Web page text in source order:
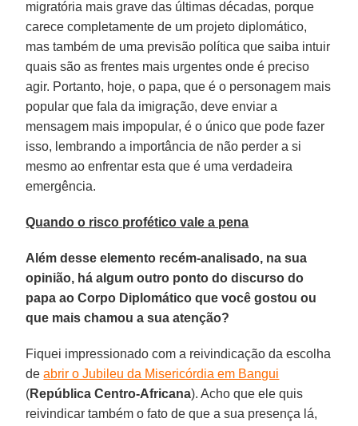
migratória mais grave das últimas décadas, porque
carece completamente de um projeto diplomático,
mas também de uma previsão política que saiba intuir
quais são as frentes mais urgentes onde é preciso
agir. Portanto, hoje, o papa, que é o personagem mais
popular que fala da imigração, deve enviar a
mensagem mais impopular, é o único que pode fazer
isso, lembrando a importância de não perder a si
mesmo ao enfrentar esta que é uma verdadeira
emergência.
Quando o risco profético vale a pena
Além desse elemento recém-analisado, na sua
opinião, há algum outro ponto do discurso do
papa ao Corpo Diplomático que você gostou ou
que mais chamou a sua atenção?
Fiquei impressionado com a reivindicação da escolha
deabrir o Jubileu da Misericórdia em Bangui
(República Centro-Africana). Acho que ele quis
reivindicar também o fato de que a sua presença lá,